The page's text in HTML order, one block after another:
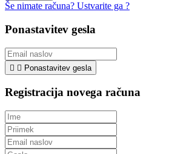
Še nimate računa? Ustvarite ga ?
Ponastavitev gesla
  Ponastavitev gesla
Registracija novega računa